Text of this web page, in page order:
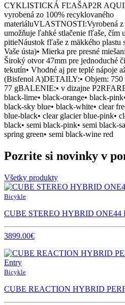
CYKLISTICKÁ FĽAŠAP2R
vyrobená zo 100% recyklovaného
materiáluVLASTNOSTI:Vyrobená
umožňuje ľahké stlačenie fľaše, čím
pitieNáustok fľaše z mäkkého plastu
Vaše ústa)• Mierka pre presné
Široký otvor 47mm pre jednoduché
tekutín• Vhodné aj pre teplé nápoje
(Bisfenol A)DETAILY:• Objem: 750
77 gBALENIE:• v dizajne
black-lime• black-orange• black-
black-sky blue• black-white• clear
blue-black• clear glacier blue-pink•
black• semi black-pink• semi black-
spring green• semi black-wine red
Pozrite si novinky v
Všetky produkty
Bicykle
CUBE STEREO HYBRID ONE44
3899.00€
Bicykle
CUBE REACTION HYBRID